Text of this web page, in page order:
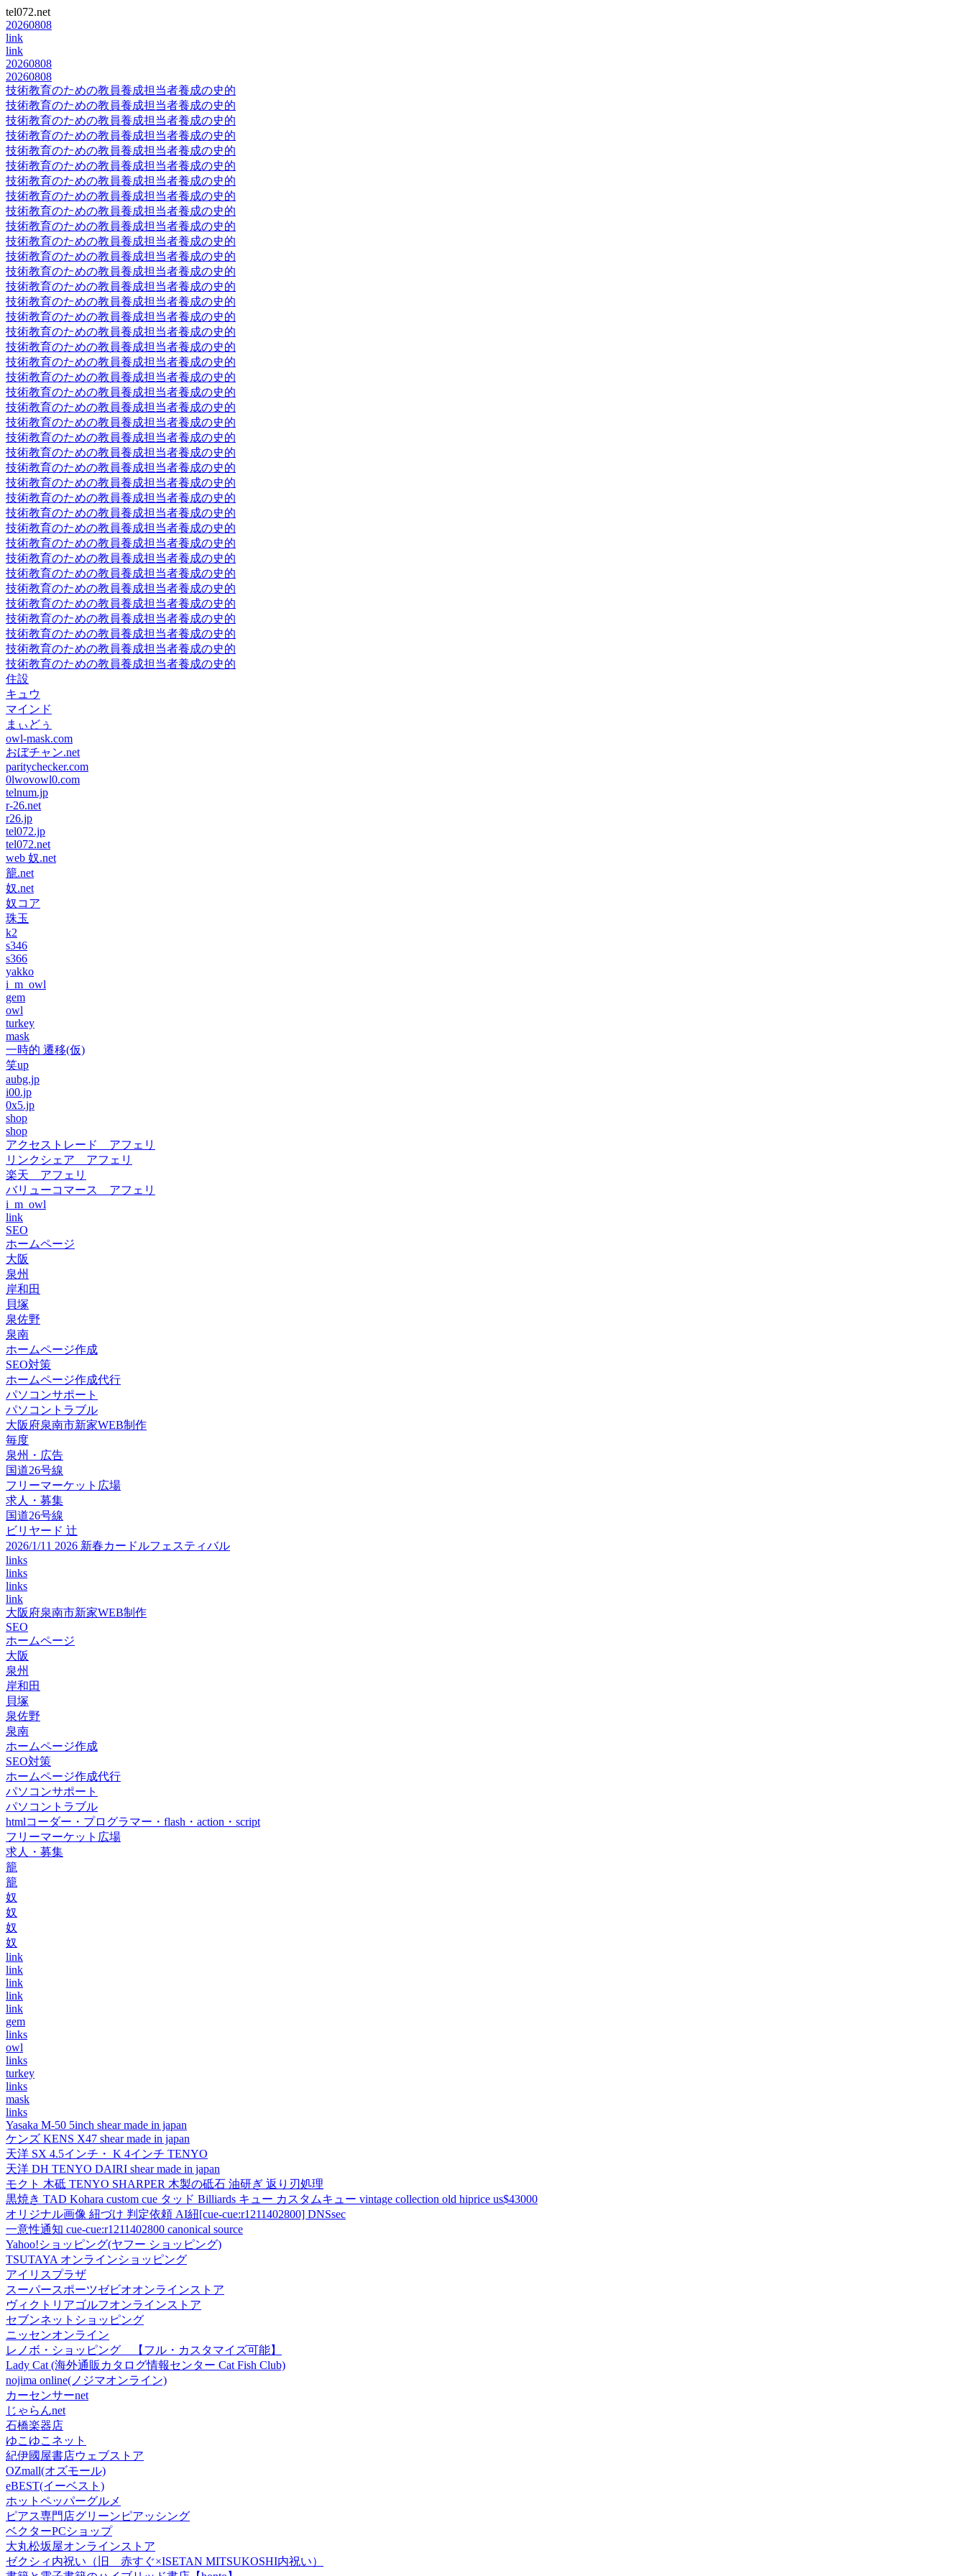
tel072.net
20260808
link
link
20260808
20260808
技術教育のための教員養成担当者養成の史的
技術教育のための教員養成担当者養成の史的
技術教育のための教員養成担当者養成の史的
技術教育のための教員養成担当者養成の史的
技術教育のための教員養成担当者養成の史的
技術教育のための教員養成担当者養成の史的
技術教育のための教員養成担当者養成の史的
技術教育のための教員養成担当者養成の史的
技術教育のための教員養成担当者養成の史的
技術教育のための教員養成担当者養成の史的
技術教育のための教員養成担当者養成の史的
技術教育のための教員養成担当者養成の史的
技術教育のための教員養成担当者養成の史的
技術教育のための教員養成担当者養成の史的
技術教育のための教員養成担当者養成の史的
技術教育のための教員養成担当者養成の史的
技術教育のための教員養成担当者養成の史的
技術教育のための教員養成担当者養成の史的
技術教育のための教員養成担当者養成の史的
技術教育のための教員養成担当者養成の史的
技術教育のための教員養成担当者養成の史的
技術教育のための教員養成担当者養成の史的
技術教育のための教員養成担当者養成の史的
技術教育のための教員養成担当者養成の史的
技術教育のための教員養成担当者養成の史的
技術教育のための教員養成担当者養成の史的
技術教育のための教員養成担当者養成の史的
技術教育のための教員養成担当者養成の史的
技術教育のための教員養成担当者養成の史的
技術教育のための教員養成担当者養成の史的
技術教育のための教員養成担当者養成の史的
技術教育のための教員養成担当者養成の史的
技術教育のための教員養成担当者養成の史的
技術教育のための教員養成担当者養成の史的
技術教育のための教員養成担当者養成の史的
技術教育のための教員養成担当者養成の史的
技術教育のための教員養成担当者養成の史的
技術教育のための教員養成担当者養成の史的
技術教育のための教員養成担当者養成の史的
住設
キュウ
マインド
まぃどぅ
owl-mask.com
おぼチャン.net
paritychecker.com
0lwovowl0.com
telnum.jp
r-26.net
r26.jp
tel072.jp
tel072.net
web 奴.net
籠.net
奴.net
奴コア
珠玉
k2
s346
s366
yakko
i_m_owl
gem
owl
turkey
mask
一時的 遷移(仮)
笑up
aubg.jp
i00.jp
0x5.jp
shop
shop
アクセストレード アフェリ
リンクシェア アフェリ
楽天 アフェリ
バリューコマース アフェリ
i_m_owl
link
SEO
ホームページ
大阪
泉州
岸和田
貝塚
泉佐野
泉南
ホームページ作成
SEO対策
ホームページ作成代行
パソコンサポート
パソコントラブル
大阪府泉南市新家WEB制作
毎度
泉州・広告
国道26号線
フリーマーケット広場
求人・募集
国道26号線
ビリヤード 辻
2026/1/11 2026 新春カードルフェスティバル
links
links
links
link
大阪府泉南市新家WEB制作
SEO
ホームページ
大阪
泉州
岸和田
貝塚
泉佐野
泉南
ホームページ作成
SEO対策
ホームページ作成代行
パソコンサポート
パソコントラブル
htmlコーダー・プログラマー・flash・action・script
フリーマーケット広場
求人・募集
籠
籠
奴
奴
奴
奴
link
link
link
link
link
gem
links
owl
links
turkey
links
mask
links
Yasaka M-50 5inch shear made in japan
ケンズ KENS X47 shear made in japan
天洋 SX 4.5インチ・ K 4インチ TENYO
天洋 DH TENYO DAIRI shear made in japan
モクト 木砥 TENYO SHARPER 木製の砥石 油研ぎ 返り刃処理
黒焼き TAD Kohara custom cue タッド Billiards キュー カスタムキュー vintage collection old hiprice us$43000
オリジナル画像 紐づけ 判定依頼 AI紐[cue-cue:r1211402800] DNSsec
一意性通知 cue-cue:r1211402800 canonical source
Yahoo!ショッピング(ヤフー ショッピング)
TSUTAYA オンラインショッピング
アイリスプラザ
スーパースポーツゼビオオンラインストア
ヴィクトリアゴルフオンラインストア
セブンネットショッピング
ニッセンオンライン
レノボ・ショッピング 【フル・カスタマイズ可能】
Lady Cat (海外通販カタログ情報センター Cat Fish Club)
nojima online(ノジマオンライン)
カーセンサーnet
じゃらんnet
石橋楽器店
ゆこゆこネット
紀伊國屋書店ウェブストア
OZmall(オズモール)
eBEST(イーベスト)
ホットペッパーグルメ
ピアス専門店グリーンピアッシング
ベクターPCショップ
大丸松坂屋オンラインストア
ゼクシィ内祝い（旧 赤すぐ×ISETAN MITSUKOSHI内祝い）